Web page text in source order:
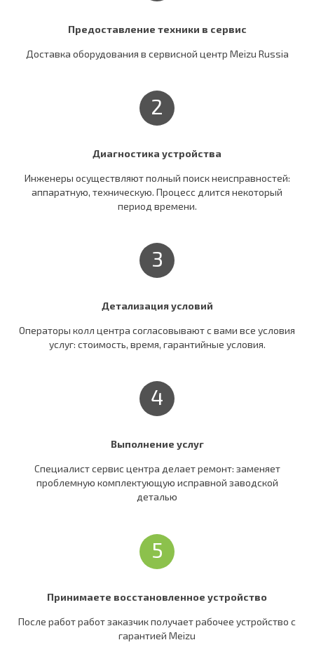
Предоставление техники в сервис
Доставка оборудования в сервисной центр Meizu Russia
2
Диагностика устройства
Инженеры осуществляют полный поиск неисправностей:
аппаратную, техническую. Процесс длится некоторый
период времени.
3
Детализация условий
Операторы колл центра согласовывают c вами все условия
услуг: стоимость, время, гарантийные условия.
4
Выполнение услуг
Специалист сервис центра делает ремонт: заменяет
проблемную комплектующую исправной заводской
деталью
5
Принимаете восстановленное устройство
После работ работ заказчик получает рабочее устройство c
гарантией Meizu